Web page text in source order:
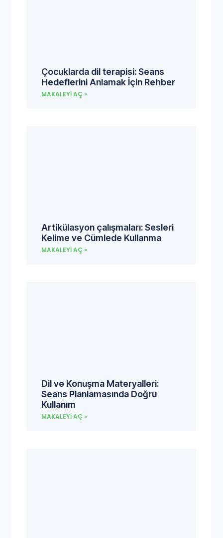
Çocuklarda dil terapisi: Seans
Hedeflerini Anlamak İçin Rehber
MAKALEYI AÇ »
Artikülasyon çalışmaları: Sesleri
Kelime ve Cümlede Kullanma
MAKALEYI AÇ »
Dil ve Konuşma Materyalleri:
Seans Planlamasında Doğru
Kullanım
MAKALEYI AÇ »